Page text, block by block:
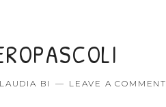
BI LEAVE A COMMENT